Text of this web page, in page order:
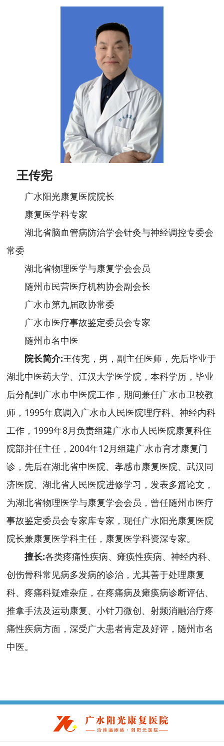
王传宪
广水阳光康复医院院长
康复医学科专家
湖北省脑血管病防治学会针灸与神经调控专委会
常委
湖北省物理医学与康复学会会员
随州市民营医疗机构协会副会长
广水市第九届政协常委
广水市医疗事故鉴定委员会专家
随州市名中医
院长简介:王传宪，男，副主任医师，先后毕业于
湖北中医药大学、江汉大学医学院，本科学历，毕业
后分配到广水市中医院工作，期间兼任广水市卫校教
师，1995年底调入广水市人民医院理疗科、神经内科
工作，1999年8月负责组建广水市人民医院康复科住
院部并任主任，2004年12月组建广水市育才康复门
诊，先后在湖北省中医院、孝感市康复医院、武汉同
济医院、湖北省人民医院进修学习，发表多篇论文，
为湖北省物理医学与康复学会会员，曾任随州市医疗
事故鉴定委员会专家库专家，现任广水阳光康复医院
院长兼康复医学科主任，康复医学科资深专家。
擅长:各类疼痛性疾病、瘫痪性疾病、神经内科、
创伤骨科常见病多发病的诊治，尤其善于处理康复
科、疼痛科疑难杂症，在疼痛病及瘫痪病诊断评估、
推拿手法及运动康复、小针刀微创、射频消融治疗疼
痛性疾病方面，深受广大患者肯定及好评，随州市名
中医。